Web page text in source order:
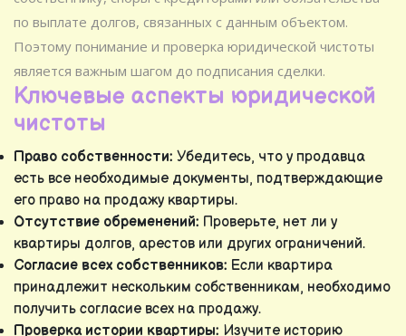
по выплате долгов, связанных с данным объектом.
Поэтому понимание и проверка юридической чистоты
является важным шагом до подписания сделки.
Ключевые аспекты юридической
чистоты
Право собственности: Убедитесь, что у продавца
есть все необходимые документы, подтверждающие
его право на продажу квартиры.
Отсутствие обременений: Проверьте, нет ли у
квартиры долгов, арестов или других ограничений.
Согласие всех собственников: Если квартира
принадлежит нескольким собственникам, необходимо
получить согласие всех на продажу.
Проверка истории квартиры: Изучите историю